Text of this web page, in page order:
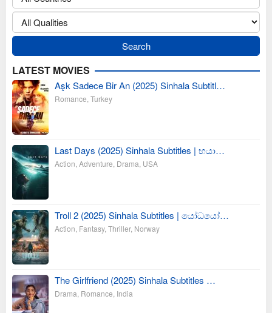
LATEST MOVIES
Aşk Sadece Bir An (2025) Sinhala Subtitl…
Romance Turkey
Last Days (2025) Sinhala Subtitles | භයා…
Action Adventure Drama USA
Troll 2 (2025) Sinhala Subtitles | යෝධයෝ…
Action Fantasy, Thriller, Norway
The Girlfriend (2025) Sinhala Subtitles …
Drama Romance India